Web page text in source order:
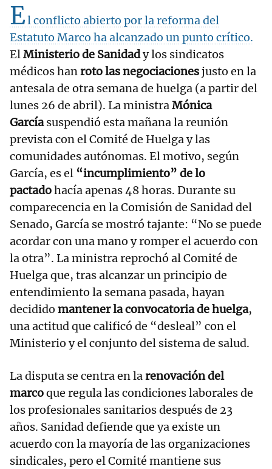
El conflicto abierto por la reforma del
Estatuto Marco ha alcanzado un punto crítico.
ElMinisterio de Sanidady los sindicatos
médicos hanroto las negociacionesjusto en la
antesala de otra semana de huelga (a partir del
lunes 26 de abril). La ministraMónica
Garcíasuspendió esta mañana la reunión
prevista con el Comité de Huelga y las
comunidades autónomas. El motivo, según
García, es el “incumplimiento” de lo
pactadohacía apenas 48 horas. Durante su
comparecencia en la Comisión de Sanidad del
Senado, García se mostró tajante: “No se puede
acordar con una mano y romper el acuerdo con
la otra”. La ministra reprochó al Comité de
Huelga que, tras alcanzar un principio de
entendimiento la semana pasada, hayan
decidido mantener la convocatoria de huelga,
una actitud que calificó de “desleal” con el
Ministerio y el conjunto del sistema de salud.
La disputa se centra en larenovación del
marcoque regula las condiciones laborales de
los profesionales sanitarios después de 23
años. Sanidad defiende que ya existe un
acuerdo con la mayoría de las organizaciones
sindicales, pero el Comité mantiene sus